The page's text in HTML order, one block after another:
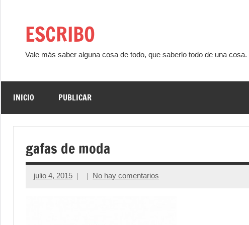
contenidoESCRIBO
Vale más saber alguna cosa de todo, que saberlo todo de una cosa.
INICIO PUBLICAR
gafas de moda
julio 4, 2015 No hay comentarios